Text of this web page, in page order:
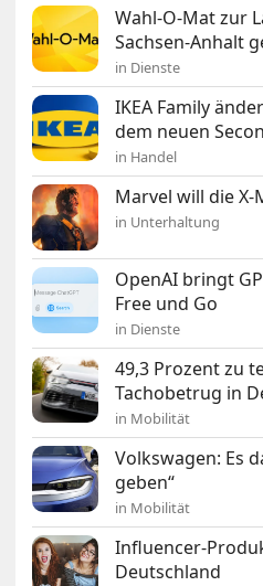
Wahl-O-Mat zur
Sachsen-Anhalt
in Dienste
IKEA Family
dem neuen
in Handel
Marvel will die
in Unterhaltung
OpenAI bringt
Free und Go
in Dienste
49,3 Prozent zu
Tachobetrug in
in Mobilität
Volkswagen: Es
geben“
in Mobilität
Influencer-
Deutschland